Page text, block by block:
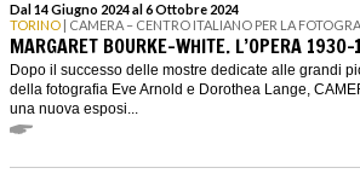
Dal 14 Giugno 2024 al 6 Ottobre 2024
TORINO | CAMERA – CENTRO ITALIANO PER LA
MARGARET BOURKE-WHITE. L’OPERA
Dopo il successo delle mostre dedicate alle grandi
della fotografia Eve Arnold e Dorothea Lange,
una nuova esposi...